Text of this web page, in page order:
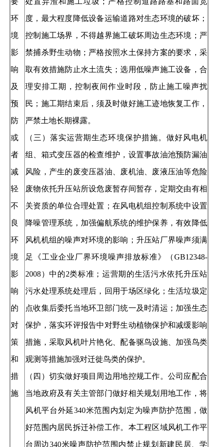
环
境
影
响
及
预
防
或
者
减
轻
不
良
环
境
影
响
的
对
策
和
措
施
度，最大程度降低设备运输道路对生态环境的破坏；
控制施工场界，不得越界施工破坏周边生态环境；严
禁捕杀野生动物；严格按照水土保持方案的要求，采
取有效措施防止水土流失；选用低噪声施工设备，合
理安排工期，控制夜间作业时段，防止施工噪声扰
民；施工期结束后，须及时做好施工迹地恢复工作，
严禁土地长期裸露。
（三）落实运营期生态环境保护措施。做好风电机
组、箱式变压器的检查维护，设置事故油池预防漏油
风险，产生的废变压器油、废机油、废液压油等危险
废物依托升压站所设危废暂存间暂存，定期交由有相
关资质的单位合理处置；在风电机组控制系统中设置
降噪管理系统，加强偏航系统的维护保养，有效降低
风机机组的噪声对环境的影响；升压站厂界噪声须满
足《工业企业厂界环境噪声排放标准》（GB12348-
2008）中的2类标准；运营期的生活污水依托升压站
污水处理系统处理后，回用于场区绿化；生活垃圾定
点收集后委托当地环卫部门统一及时清运；加强生态
保护，落实环评报告中对野生动植物保护和减缓影响
措施，采取风机叶片艳化、配备驱鸟设施、加强鸟类
观测等措施加强对迁徙鸟类的保护。
（四）切实做好项目周边用地控规工作。公司应配合
当地政府及有关主管部门做好相关规划用地工作，将
风机平台外延340米范围内划定为噪声防护范围，做
好范围内居民拆迁补偿工作。本工程区域风机工作平
台周边340米噪声防护范围内禁止规划新建民居、学